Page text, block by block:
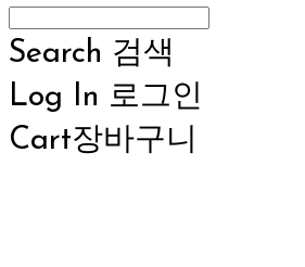
Search 검색
Log In 로그인
Cart장바구니